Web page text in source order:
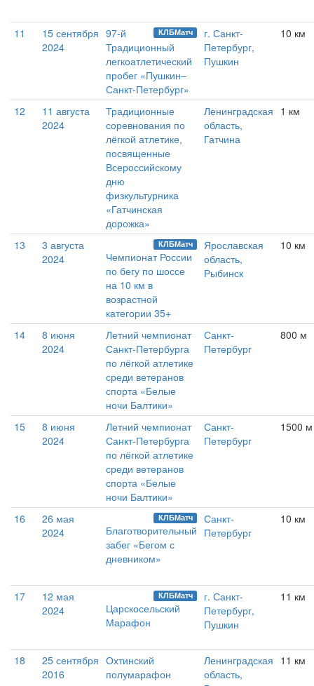
11
15 сентября
2024
КЛБМатч
97-й
Традиционный
легкоатлетический
пробег «Пушкин–
Санкт-Петербург»
г. Санкт-
Петербург,
Пушкин
10 км
12
11 августа
2024
Традиционные
соревнования по
лёгкой атлетике,
посвященные
Всероссийскому
дню
физкультурника
«Гатчинская
дорожка»
Ленинградская
область,
Гатчина
1 км
13
3 августа
2024
КЛБМатч
Чемпионат России
по бегу по шоссе
на 10 км в
возрастной
категории 35+
Ярославская
область,
Рыбинск
10 км
14
8 июня
2024
Летний чемпионат
Санкт-Петербурга
по лёгкой атлетике
среди ветеранов
спорта «Белые
ночи Балтики»
Санкт-
Петербург
800 м
15
8 июня
2024
Летний чемпионат
Санкт-Петербурга
по лёгкой атлетике
среди ветеранов
спорта «Белые
ночи Балтики»
Санкт-
Петербург
1500 м
16
26 мая
2024
КЛБМатч
Благотворительный
забег «Бегом с
дневником»
Санкт-
Петербург
10 км
17
12 мая
2024
КЛБМатч
Царскосельский
Марафон
г. Санкт-
Петербург,
Пушкин
11 км
18
25 сентября
2016
Охтинский
полумарафон
Ленинградская
область,
11 км